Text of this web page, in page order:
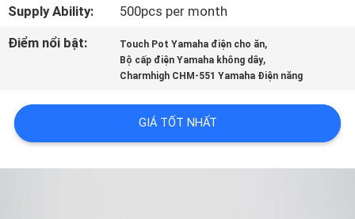
SOÁT
CHẤT
LIÊN
Supply Ability:
500pcs per month
Điểm nổi bật:
Touch Pot Yamaha điện cho ăn,
Bộ cấp điện Yamaha không dây,
Charmhigh CHM-551 Yamaha Điện năng
GIÁ TỐT NHẤT